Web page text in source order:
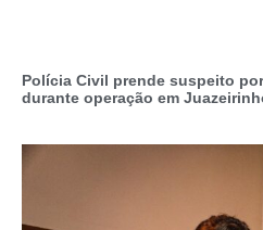
Polícia Civil prende suspeito
durante operação em